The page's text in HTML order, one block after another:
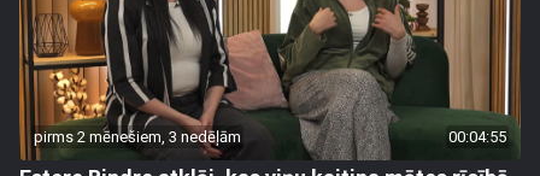
pirms 2 mēnešiem, 3 nedēļām 00:04:55